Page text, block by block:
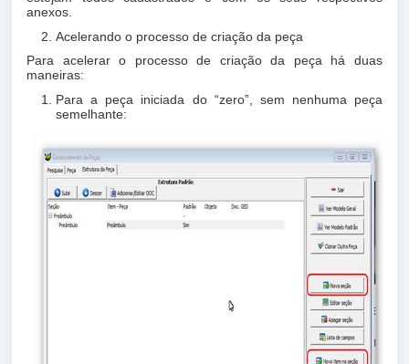
anexos.
Acelerando o processo de criação da peça
Para acelerar o processo de criação da peça há duas
maneiras:
Para a peça iniciada do “zero”, sem nenhuma peça
semelhante: